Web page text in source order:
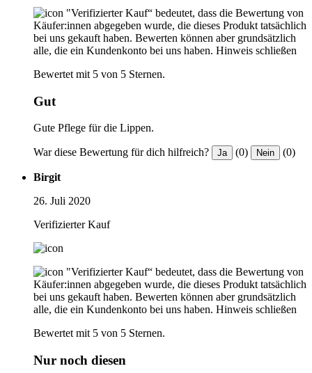
"Verifizierter Kauf“ bedeutet, dass die Bewertung von
Käufer:innen abgegeben wurde, die dieses Produkt tatsächlich
bei uns gekauft haben. Bewerten können aber grundsätzlich
alle, die ein Kundenkonto bei uns haben. Hinweis schließen
Bewertet mit 5 von 5 Sternen.
Gut
Gute Pflege für die Lippen.
War diese Bewertung für dich hilfreich? Ja (0) Nein (0)
Birgit
26. Juli 2020
Verifizierter Kauf
"Verifizierter Kauf“ bedeutet, dass die Bewertung von
Käufer:innen abgegeben wurde, die dieses Produkt tatsächlich
bei uns gekauft haben. Bewerten können aber grundsätzlich
alle, die ein Kundenkonto bei uns haben. Hinweis schließen
Bewertet mit 5 von 5 Sternen.
Nur noch diesen